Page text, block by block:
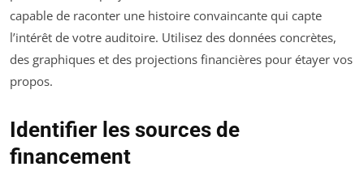
capable de raconter une histoire convaincante qui capte
l’intérêt de votre auditoire. Utilisez des données concrètes,
des graphiques et des projections financières pour étayer vos
propos.
Identifier les sources de
financement